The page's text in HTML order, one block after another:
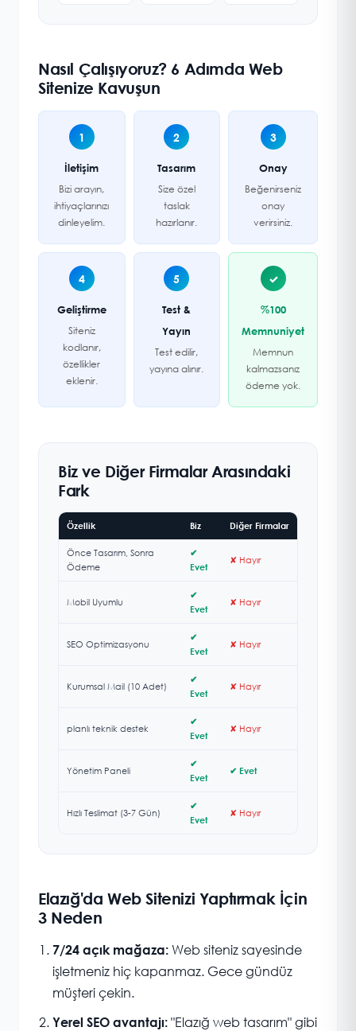
Nasıl Çalışıyoruz? 6 Adımda Web
Sitenize Kavuşun
1
İletişim
Bizi arayın,
ihtiyaçlarınızı
dinleyelim.
2
Tasarım
Size özel
taslak
hazırlanır.
3
Onay
Beğenirseniz
onay
verirsiniz.
4
Geliştirme
Siteniz
kodlanır,
özellikler
eklenir.
5
Test &
Yayın
Test edilir,
yayına alınır.
✓
%100
Memnuniyet
Memnun
kalmazsanız
ödeme yok.
Biz ve Diğer Firmalar Arasındaki
Fark
Özellik Biz Diğer Firmalar
Önce Tasarım, Sonra
Ödeme
✔
Evet
✘ Hayır
Mobil Uyumlu
✔
Evet
✘ Hayır
SEO Optimizasyonu
✔
Evet
✘ Hayır
Kurumsal Mail (10 Adet)
✔
Evet
✘ Hayır
planlı teknik destek
✔
Evet
✘ Hayır
Yönetim Paneli
✔
Evet
✔ Evet
Hızlı Teslimat (3-7 Gün)
✔
Evet
✘ Hayır
Elazığ'da Web Sitenizi Yaptırmak İçin
3 Neden
7/24 açık mağaza: Web siteniz sayesinde
işletmeniz hiç kapanmaz. Gece gündüz
müşteri çekin.
Yerel SEO avantajı: "Elazığ web tasarım" gibi